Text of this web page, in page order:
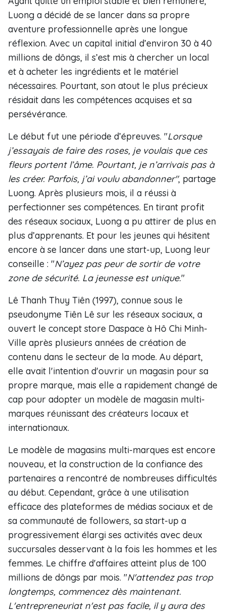
Luong a décidé de se lancer dans sa propre
aventure professionnelle après une longue
réflexion. Avec un capital initial d’environ 30 à 40
millions de dôngs, il s’est mis à chercher un local
et à acheter les ingrédients et le matériel
nécessaires. Pourtant, son atout le plus précieux
résidait dans les compétences acquises et sa
persévérance.
Le début fut une période d’épreuves. "Lorsque
j’essayais de faire des roses, je voulais que ces
fleurs portent l’âme. Pourtant, je n’arrivais pas à
les créer. Parfois, j’ai voulu abandonner", partage
Luong. Après plusieurs mois, il a réussi à
perfectionner ses compétences. En tirant profit
des réseaux sociaux, Luong a pu attirer de plus en
plus d’apprenants. Et pour les jeunes qui hésitent
encore à se lancer dans une start-up, Luong leur
conseille : "N’ayez pas peur de sortir de votre
zone de sécurité. La jeunesse est unique."
Lê Thanh Thuy Tiên (1997), connue sous le
pseudonyme Tiên Lê sur les réseaux sociaux, a
ouvert le concept store Daspace à Hô Chi Minh-
Ville après plusieurs années de création de
contenu dans le secteur de la mode. Au départ,
elle avait l'intention d'ouvrir un magasin pour sa
propre marque, mais elle a rapidement changé de
cap pour adopter un modèle de magasin multi-
marques réunissant des créateurs locaux et
internationaux.
Le modèle de magasins multi-marques est encore
nouveau, et la construction de la confiance des
partenaires a rencontré de nombreuses difficultés
au début. Cependant, grâce à une utilisation
efficace des plateformes de médias sociaux et de
sa communauté de followers, sa start-up a
progressivement élargi ses activités avec deux
succursales desservant à la fois les hommes et les
femmes. Le chiffre d'affaires atteint plus de 100
millions de dôngs par mois. "N'attendez pas trop
longtemps, commencez dès maintenant.
L'entrepreneuriat n'est pas facile, il y aura des